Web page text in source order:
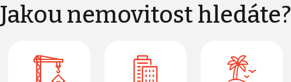
Jakou nemovitost hledáte?